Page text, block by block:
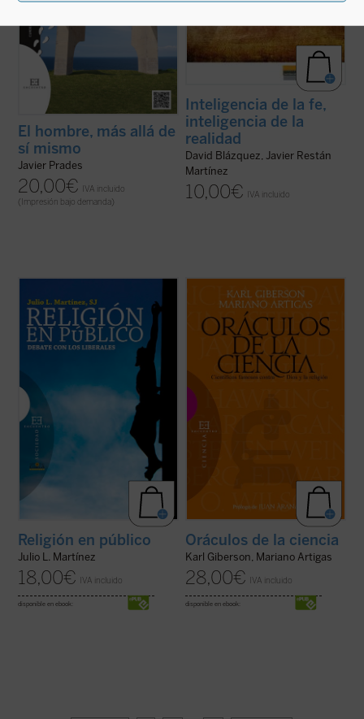
El hombre, más allá de
sí mismo
Javier Prades
20,00€
IVA incluido
(Impresión bajo demanda)
Inteligencia de la fe,
inteligencia de la
realidad
David Blázquez, Javier Restán
Martínez
10,00€ IVA incluido
presencia pública de la religión estudiando
una tradición ---la liberal---, que ha sido
determinante en los últimos siglos del
pensamiento occidental. Es una corriente
que, si entre los siglos XVII ...(ver ficha)
Religión en público
Julio L. Martínez
18,00€ IVA incluido
disponible en ebook:
La ciencia forma parte de nuestra
compresión contemporánea del mundo y
de nuestra esperanza en el futuro. Para
algunos ha desplazado a la religión, y los
creyentes deben afrontar los desafíos
planteados por la ciencia. Sin embargo,
pocos tienen ...(ver ficha)
Oráculos de la ciencia
Karl Giberson, Mariano Artigas
28,00€ IVA incluido
disponible en ebook: